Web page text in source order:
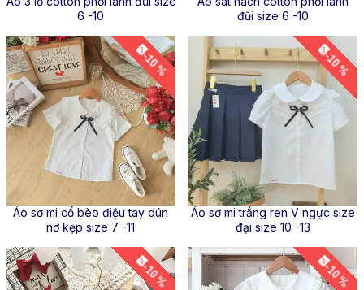
6 -10
đũi size 6 -10
-10 %
Áo sơ mi cổ bèo điệu tay dún
nơ kẹp size 7 -11
-10 %
Áo sơ mi trắng ren V ngực size
đại size 10 -13
-10 % -10 %